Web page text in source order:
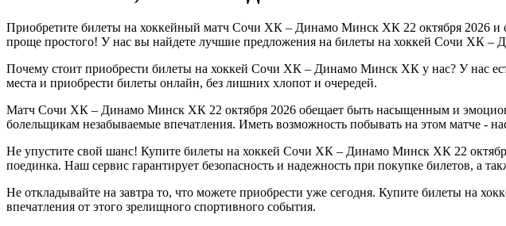
Приобретите билеты на хоккейный матч Сочи ХК – Динамо Минск ХК 22 октября 2026 и
проще простого! У нас вы найдете лучшие предложения на билеты на хоккей Сочи ХК –
Почему стоит приобрести билеты на хоккей Сочи ХК – Динамо Минск ХК у нас? У нас
места и приобрести билеты онлайн, без лишних хлопот и очередей.
Матч Сочи ХК – Динамо Минск ХК 22 октября 2026 обещает быть насыщенным и
болельщикам незабываемые впечатления. Иметь возможность побывать на этом матче -
Не упустите свой шанс! Купите билеты на хоккей Сочи ХК – Динамо Минск ХК 22
поединка. Наш сервис гарантирует безопасность и надежность при покупке билетов, а
Не откладывайте на завтра то, что можете приобрести уже сегодня. Купите билеты на
впечатления от этого зрелищного спортивного события.